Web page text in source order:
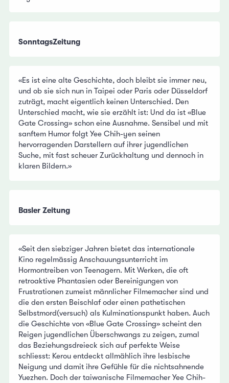
SonntagsZeitung
«Es ist eine alte Geschichte, doch bleibt sie immer neu,
und ob sie sich nun in Taipei oder Paris oder Düsseldorf
zuträgt, macht eigentlich keinen Unterschied. Den
Unterschied macht, wie sie erzählt ist: Und da ist «Blue
Gate Crossing» schon eine Ausnahme. Sensibel und mit
sanftem Humor folgt Yee Chih-yen seinen
hervorragenden Darstellern auf ihrer jugendlichen
Suche, mit fast scheuer Zurückhaltung und dennoch in
klaren Bildern.»
Basler Zeitung
«Seit den siebziger Jahren bietet das internationale
Kino regelmässig Anschauungsunterricht im
Hormontreiben von Teenagern. Mit Werken, die oft
retroaktive Phantasien oder Bereinigungen von
Frustrationen zumeist männlicher Filmemacher sind und
die den ersten Beischlaf oder einen pathetischen
Selbstmord(versuch) als Kulminationspunkt haben. Auch
die Geschichte von «Blue Gate Crossing» scheint den
Reigen jugendlichen Überschwangs zu zeigen, zumal
das Beziehungsdreieck sich auf perfekte Weise
schliesst: Kerou entdeckt allmählich ihre lesbische
Neigung und damit ihre Gefühle für die nichtsahnende
Yuezhen. Doch der taiwanische Filmemacher Yee Chih-